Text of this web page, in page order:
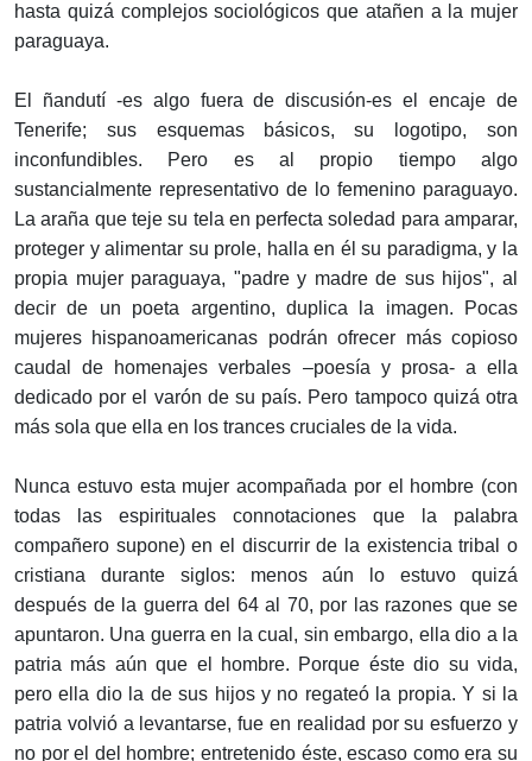
hasta quizá complejos sociológicos que atañen a la mujer
paraguaya.
El ñandutí -es algo fuera de discusión-es el encaje de
Tenerife; sus esquemas básicos, su logotipo, son
inconfundibles. Pero es al propio tiempo algo
sustancialmente representativo de lo femenino paraguayo.
La araña que teje su tela en perfecta soledad para amparar,
proteger y alimentar su prole, halla en él su paradigma, y la
propia mujer paraguaya, "padre y madre de sus hijos", al
decir de un poeta argentino, duplica la imagen. Pocas
mujeres hispanoamericanas podrán ofrecer más copioso
caudal de homenajes verbales –poesía y prosa- a ella
dedicado por el varón de su país. Pero tampoco quizá otra
más sola que ella en los trances cruciales de la vida.
Nunca estuvo esta mujer acompañada por el hombre (con
todas las espirituales connotaciones que la palabra
compañero supone) en el discurrir de la existencia tribal o
cristiana durante siglos: menos aún lo estuvo quizá
después de la guerra del 64 al 70, por las razones que se
apuntaron. Una guerra en la cual, sin embargo, ella dio a la
patria más aún que el hombre. Porque éste dio su vida,
pero ella dio la de sus hijos y no regateó la propia. Y si la
patria volvió a levantarse, fue en realidad por su esfuerzo y
no por el del hombre; entretenido éste, escaso como era su